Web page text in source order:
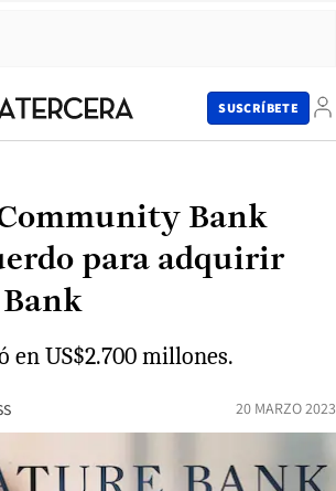
SUSCRÍBETE
Bank
para adquirir
en US$2.700 millones.
20 MARZO 2023